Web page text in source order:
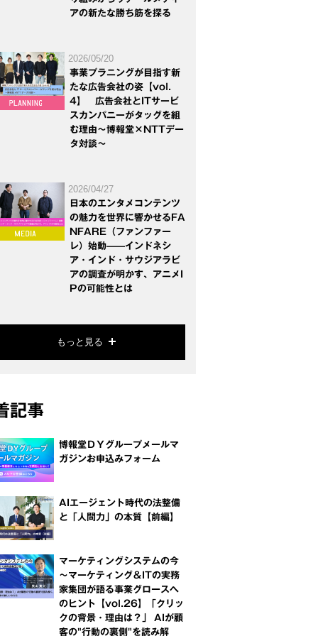
アの新たな勝ち筋を探る
2026/05/20
事業プラニングが目指す新
たな広告会社の姿【vol.
4】 広告会社とITサービ
スカンパニーがタッグを組
む理由～博報堂×NTTデー
タ対談～
2026/04/27
日本のエンタメコンテンツ
の魅力を世界に響かせるFA
NFARE（ファンファー
レ）始動——インドネシ
ア・インド・サウジアラビ
アの調査が明かす、アニメI
Pの可能性とは
もっと見る
記事
博報堂ＤＹグループメールマ
ガジンお申込みフォーム
AIエージェント時代の法整備
と「人間力」の本質【前編】
マーケティングシステムの今
～マーケティング＆ITの実務
家集団が語る事業グロースへ
のヒント【vol.26】「クリッ
クの背景・理由は？」 AIが顧
客の"行動の裏側"を読み解